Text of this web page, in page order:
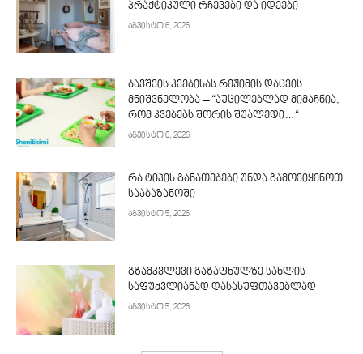
პრაქტიკული რჩევები და იდეები
აგვისტო 6, 2026
ბავშვის კვებისას რეჟიმის დაცვის
მნიშვნელობა – “აუცილებლად მიმაჩნია,
რომ კვებებს შორის შუალედი…“
აგვისტო 6, 2026
რა ტიპის განათებები უნდა გამოვიყენოთ
სააბაზანოში
აგვისტო 5, 2026
გზამკვლევი გაზაფხულზე სახლის
საფუძვლიანად დასასუფთავებლად
აგვისტო 5, 2026